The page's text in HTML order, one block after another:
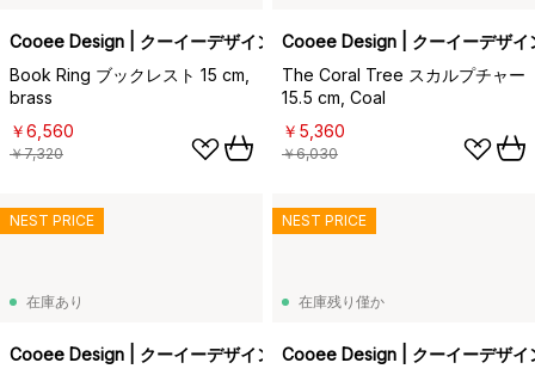
Cooee Design | クーイーデザイン
Book Ring ブックレスト 15 cm,
brass
￥6,560
￥7,320
Cooee Design | クーイーデザイ
The Coral Tree スカルプチャー
15.5 cm, Coal
￥5,360
￥6,030
在庫あり
Cooee Design | クーイーデザイン
NEST PRICE
在庫残り僅か
Cooee Design | クーイーデザイ
NEST PRICE